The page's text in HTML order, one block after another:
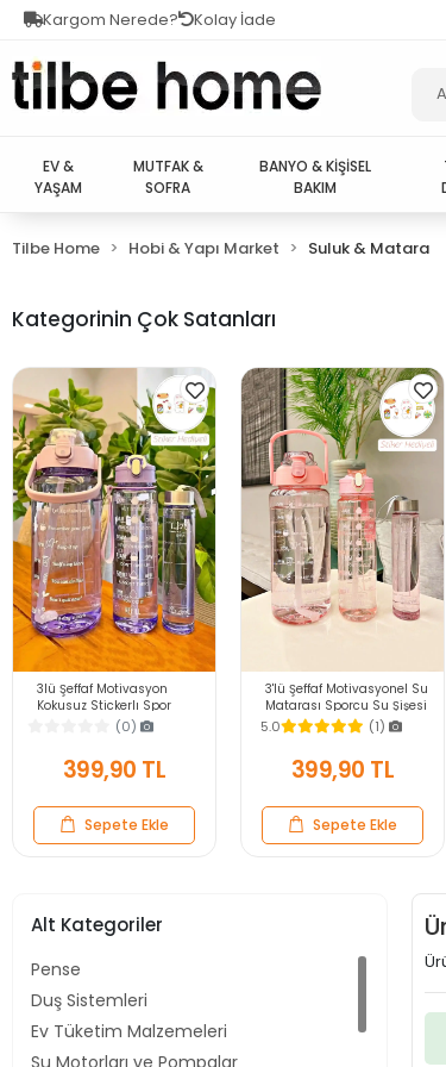
Kargom Nerede? Kolay İade
EV &
YAŞAM
MUTFAK &
SOFRA
BANYO & KİŞİSEL
BAKIM
Tilbe Home Hobi & Yapı Market Suluk & Matara
Kategorinin Çok Satanları
3lü Şeffaf Motivasyon
Kokusuz Stickerlı Spor
Suluk Matara Pipetli
Taşınabilir Su Şişesi Soft
Purple
(0)
399,90 TL
Sepete Ekle
3'lü Şeffaf Motivasyonel Su
Matarası Sporcu Su Şişesi
Stickerlı Soft Pink
Taşınabilir Suluk Seti
5.0 (1)
399,90 TL
Sepete Ekle
Alt Kategoriler
Pense
Duş Sistemleri
Ev Tüketim Malzemeleri
Su Motorları ve Pompalar